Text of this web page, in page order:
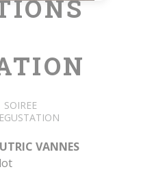
PAUTRIC
SOIREE
VANNES